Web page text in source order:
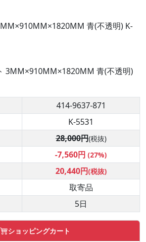
青(不透明) K-
3MM×910MM×1820MM 青(不透明)
414-9637-871
K-5531
28,000円(税抜)
-7,560円 (27%)
20,440円(税抜)
取寄品
5日
ショッピングカート